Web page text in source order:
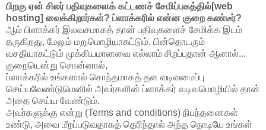
பிறகு ஏன் சிலர் பதிவுகளைக் கட்டணச் சேமிப்பகத்தில்[web
hosting] வைக்கிறார்கள்? ப்ளாக்கரில் என்ன குறை கண்டீர்?
ஆம் பிளாக்கர் இலவசமாகத் தான் பதிவுகளைச் சேமிக்க இடம்
தருகிறது, மேலும் மறுமொழியாகட்டும், பின்தொடரும்
வசதியாகட்டும் முக்கியமானவை எல்லாம் சிறப்புதான் ஆனால்...
குறையென்று சொன்னால்,
ப்ளாக்கரில் உங்களால் சொந்தமாகத் தள வடிவமைப்பு
செய்யவேண்டுமெனில் அவர்களின் ப்ளாக்கர் வடிவமொழியில் தான்
அதை செய்ய வேண்டும்.
அவர்களுக்கு என்று (Terms and conditions) நிபந்தனைகள்
உண்டு, அவை மீறப்படுவதாகத் தெரிந்தால் அந்த நொடியே உங்கள்